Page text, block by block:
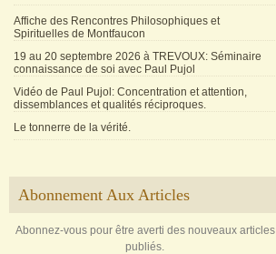
Affiche des Rencontres Philosophiques et
Spirituelles de Montfaucon
19 au 20 septembre 2026 à TREVOUX: Séminaire
connaissance de soi avec Paul Pujol
Vidéo de Paul Pujol: Concentration et attention,
dissemblances et qualités réciproques.
Le tonnerre de la vérité.
Abonnement Aux Articles
Abonnez-vous pour être averti des nouveaux articles
publiés.